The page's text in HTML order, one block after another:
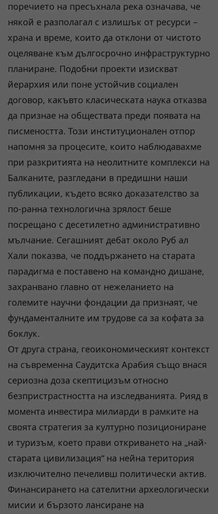
поречието на пресъхнала река означава, че
някой е разполагал с излишък от ресурси –
храна и време, които да отклони от чистото
оцеляване към дългосрочно инфраструктурно
планиране. Подобни проекти изискват
йерархия или поне устойчив социален
договор, какъвто класическата наука отказва
да признае на обществата преди появата на
писмеността. Този институционален отпор
напомня за процесите, които наблюдавахме
при разкритията на неолитните комплекси на
Балканите, разгледани в предишни наши
публикации, където всяко доказателство за
по-ранна технологична зрялост беше
посрещано с десетилетно административно
мълчание. Сегашният дебат около Руб ал
Хали показва, че поддържането на старата
парадигма е поставено на командно дишане,
захранвано главно от нежеланието на
големите научни фондации да признаят, че
фундаменталните им трудове са за кофата за
боклук.
От друга страна, геоикономическият контекст
на съвременна Саудитска Арабия също внася
сериозна доза скептицизъм относно
безпристрастността на изследванията. Рияд в
момента инвестира милиарди в рамките на
своята стратегия за културно позициониране
и туризъм, което прави откриването на „най-
старата цивилизация“ на нейна територия
изключително печеливш политически актив.
Финансирането на сателитни археологически
мисии и бързото лансиране на